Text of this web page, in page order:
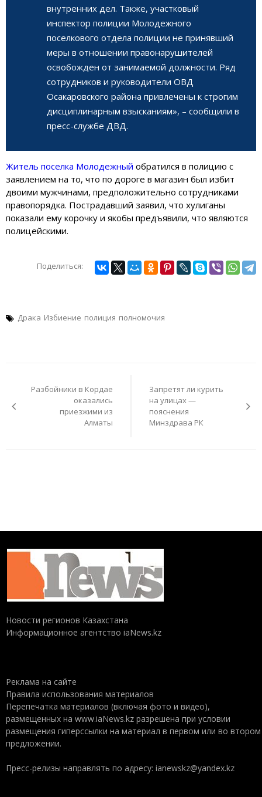
внутренних дел. Также, участковый
инспектор полиции Молодежного
поселкового отдела полиции не принявший
меры в отношении правонарушителей
освобожден от занимаемой должности. Ряд
сотрудников и руководители ОВД
Осакаровского района привлечены к строгим
дисциплинарным взысканиям», – сообщили в
пресс-службе ДВД.
Житель поселка Молодежный обратился в полицию с
заявлением на то, что по дороге в магазин был избит
двоими мужчинами, предположительно сотрудниками
правопорядка. Пострадавший заявил, что хулиганы
показали ему корочку и якобы предъявили, что являются
полицейскими.
Поделиться:
Драка Избиение полиция полномочия
записямРазбойники в Кордае
оказались
приезжими из
Алматы
Запретят ли курить
на улицах —
пояснения
Минздрава РК
Новости регионов Казахстана
Информационное агентство iaNews.kz
Реклама на сайте
Правила использования материалов
Перепечатка материалов (включая фото и видео),
размещенных на www.iaNews.kz разрешена при условии
размещения гиперссылки на материал в первом или во втором
предложении.
Пресс-релизы направлять по адресу: ianewskz@yandex.kz